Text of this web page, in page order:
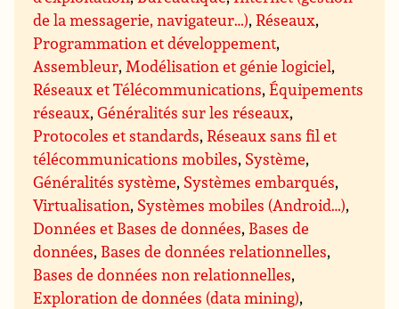
de la messagerie, navigateur…),Réseaux,
Programmation et développement,
Assembleur, Modélisation et génie logiciel,
Réseaux et Télécommunications,Équipements
réseaux,Généralités sur les réseaux,
Protocoles et standards,Réseaux sans fil et
télécommunications mobiles, Système,
Généralités système, Systèmes embarqués,
Virtualisation, Systèmes mobiles (Android…),
Données et Bases de données, Bases de
données, Bases de données relationnelles,
Bases de données non relationnelles,
Exploration de données (data mining),